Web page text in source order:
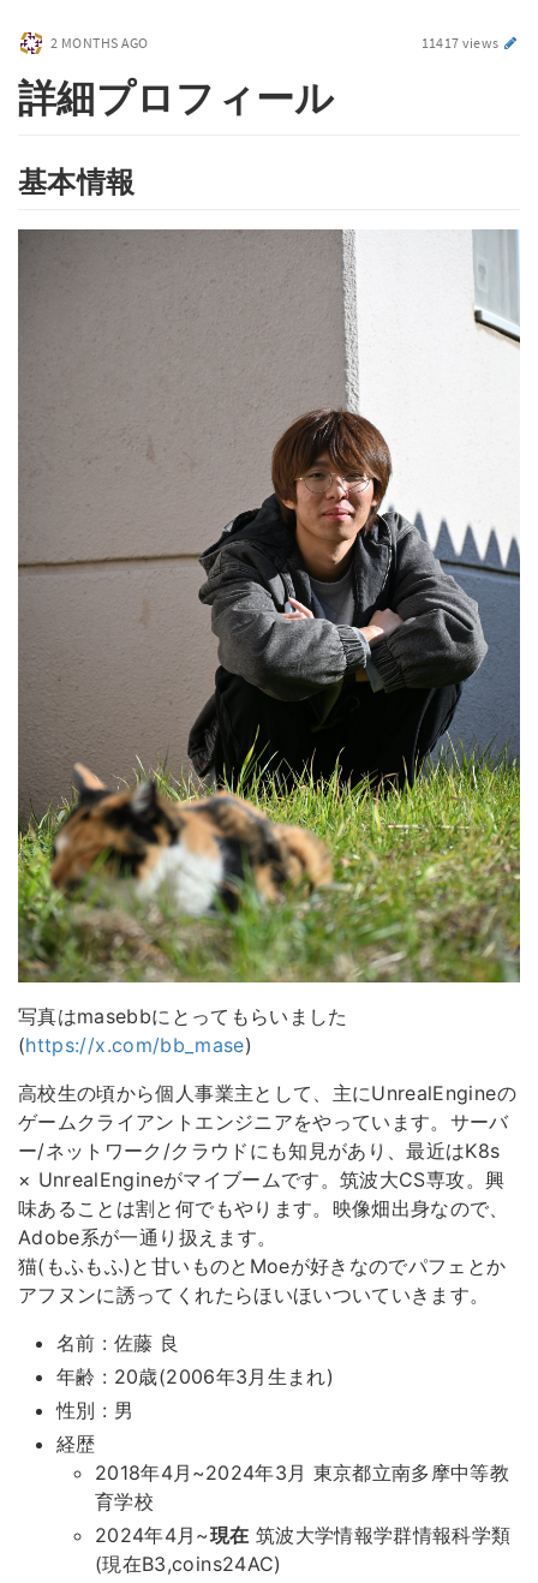
2 MONTHS AGO 11417 views
詳細プロフィール
基本情報
写真はmasebbにとってもらいました
(https://x.com/bb_mase)
高校生の頃から個人事業主として、主にUnrealEngineの
ゲームクライアントエンジニアをやっています。サーバ
ー/ネットワーク/クラウドにも知見があり、最近はK8s
× UnrealEngineがマイブームです。筑波大CS専攻。興
味あることは割と何でもやります。映像畑出身なので、
Adobe系が一通り扱えます。
猫(もふもふ)と甘いものとMoeが好きなのでパフェとか
アフヌンに誘ってくれたらほいほいついていきます。
名前 : 佐藤 良
年齢 : 20歳(2006年3月生まれ)
性別 : 男
経歴
2018年4月~2024年3月 東京都立南多摩中等教
育学校
2024年4月~現在 筑波大学情報学群情報科学類
(現在B3,coins24AC)